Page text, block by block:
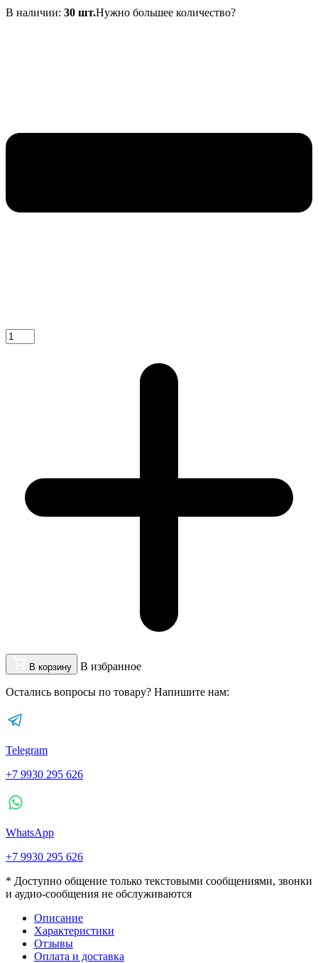
В наличии: 30 шт.Нужно большее количество?
В корзину В избранное
Остались вопросы по товару? Напишите нам:
Telegram
+7 9930 295 626
WhatsApp
+7 9930 295 626
* Доступно общение только текстовыми сообщениями, звонки
и аудио-сообщения не обслуживаются
Описание
Характеристики
Отзывы
Оплата и доставка